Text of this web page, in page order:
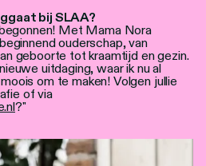
bij SLAA?
Met Mama Nora
ouderschap, van
geboorte tot kraamtijd en gezin.
uitdaging, waar ik nu al
om te maken! Volgen jullie
of via
?"